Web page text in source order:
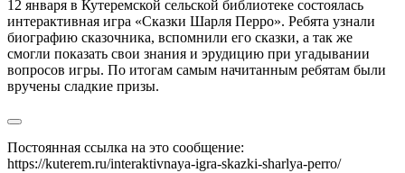
12 января в Кутеремской сельской библиотеке состоялась
интерактивная игра «Сказки Шарля Перро». Ребята узнали
биографию сказочника, вспомнили его сказки, а так же
смогли показать свои знания и эрудицию при угадывании
вопросов игры. По итогам самым начитанным ребятам были
вручены сладкие призы.
Постоянная ссылка на это сообщение:
https://kuterem.ru/interaktivnaya-igra-skazki-sharlya-perro/